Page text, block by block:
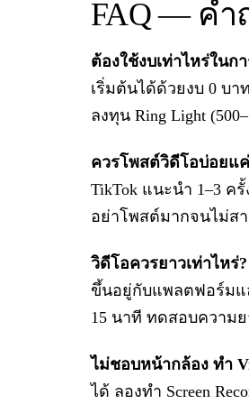
FAQ — ค
ต้องใช้งบเท่าไหร่ในก
เริ่มต้นได้ด้วยงบ 0 บา
ลงทุน Ring Light
ควรโพสต์วิดีโอบ่อยแ
TikTok แนะนำ 1–3 ค
อย่าโพสต์มากจนไม่ส
วิดีโอควรยาวเท่าไหร่?
ขึ้นอยู่กับแพลตฟอร์มและ
15 นาที ทดสอบความย
ไม่ชอบหน้ากล้อง ทำ
ได้ ลองทำ Screen